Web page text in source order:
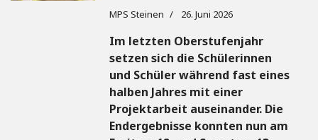
MPS Steinen 26. Juni 2026
Im letzten Oberstufenjahr
setzen sich die Schülerinnen
und Schüler während fast eines
halben Jahres mit einer
Projektarbeit auseinander. Die
Endergebnisse konnten nun am